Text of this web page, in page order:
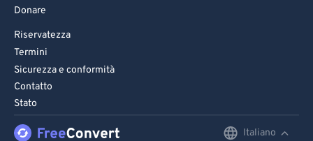
Donare
Riservatezza
Termini
Sicurezza e conformità
Contatto
Stato
Italiano